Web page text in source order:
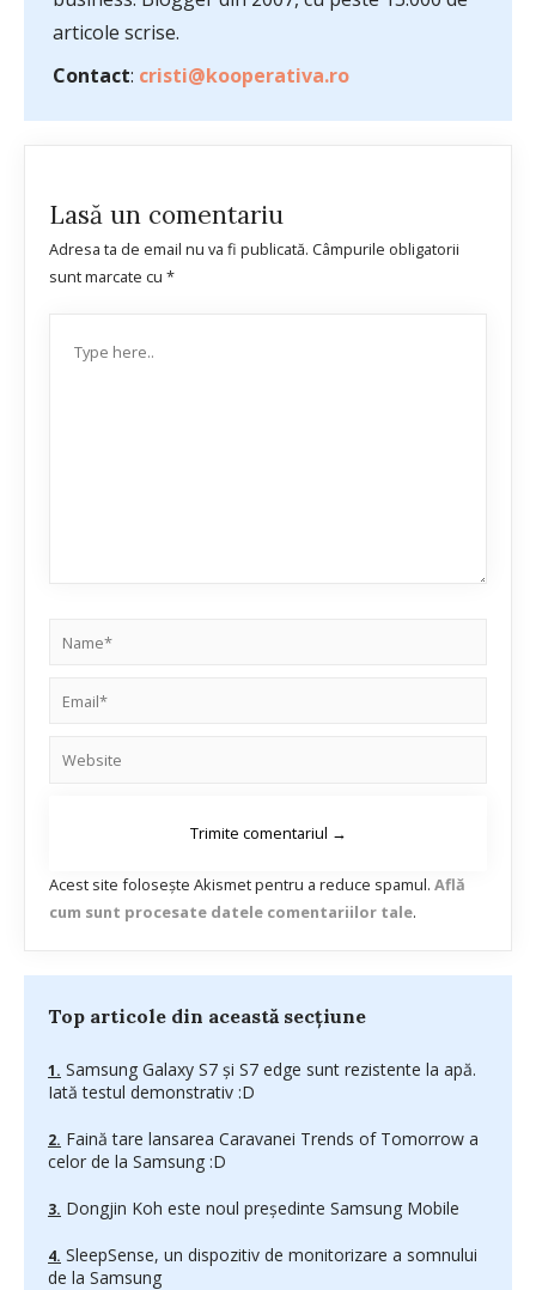
articole scrise.
Contact: cristi@kooperativa.ro
Lasă un comentariu
Adresa ta de email nu va fi publicată. Câmpurile obligatorii
sunt marcate cu *
Acest site folosește Akismet pentru a reduce spamul. Află
cum sunt procesate datele comentariilor tale.
Top articole din această secțiune
Samsung Galaxy S7 și S7 edge sunt rezistente la apă.
Iată testul demonstrativ :D
Faină tare lansarea Caravanei Trends of Tomorrow a
celor de la Samsung :D
Dongjin Koh este noul președinte Samsung Mobile
SleepSense, un dispozitiv de monitorizare a somnului
de la Samsung